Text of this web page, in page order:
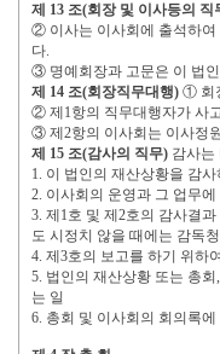
제 13 조(회장 및 이사등의 직
② 이사는 이사회에 출석하
다.
③ 명예회장과 고문은 이 법
제 14 조(회장직무대행) ① 회
② 제 1항의 직무대행자가 사
③ 제 2항의 이사회는 이사정
제 15 조(감사의 직무) 감사는
1. 이 법인의 재산상황을 감사
2. 이사회의 운영과 그 업무
3. 제 1호 및 제 2호의 감사결
도 시정치 않을 때에는 감독
4. 제 3호의 보고를 하기 위하
5. 법인의 재산상황 또는 총회 ,
는 일
6. 총회 및 이사회의 회의록